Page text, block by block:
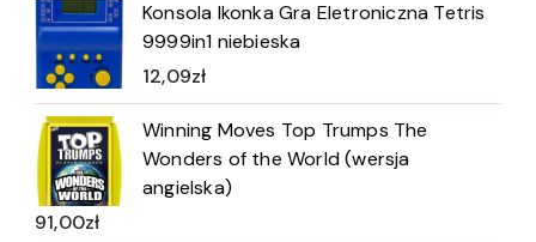
Konsola Ikonka Gra Eletroniczna Tetris
9999in1 niebieska
12,09zł
Winning Moves Top Trumps The
Wonders of the World (wersja
angielska)
91,00zł